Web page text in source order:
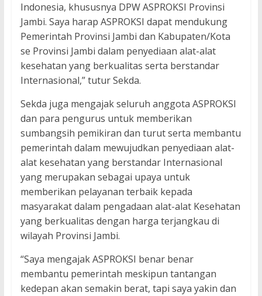
Indonesia, khususnya DPW ASPROKSI Provinsi
Jambi. Saya harap ASPROKSI dapat mendukung
Pemerintah Provinsi Jambi dan Kabupaten/Kota
se Provinsi Jambi dalam penyediaan alat-alat
kesehatan yang berkualitas serta berstandar
Internasional,” tutur Sekda.
Sekda juga mengajak seluruh anggota ASPROKSI
dan para pengurus untuk memberikan
sumbangsih pemikiran dan turut serta membantu
pemerintah dalam mewujudkan penyediaan alat-
alat kesehatan yang berstandar Internasional
yang merupakan sebagai upaya untuk
memberikan pelayanan terbaik kepada
masyarakat dalam pengadaan alat-alat Kesehatan
yang berkualitas dengan harga terjangkau di
wilayah Provinsi Jambi.
“Saya mengajak ASPROKSI benar benar
membantu pemerintah meskipun tantangan
kedepan akan semakin berat, tapi saya yakin dan